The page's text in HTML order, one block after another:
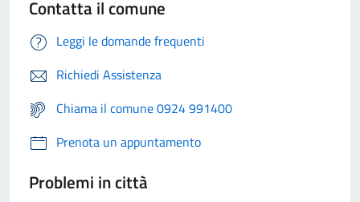
Contatta il comune
Leggi le domande frequenti
Richiedi Assistenza
Chiama il comune 0924 991400
Prenota un appuntamento
Problemi in città